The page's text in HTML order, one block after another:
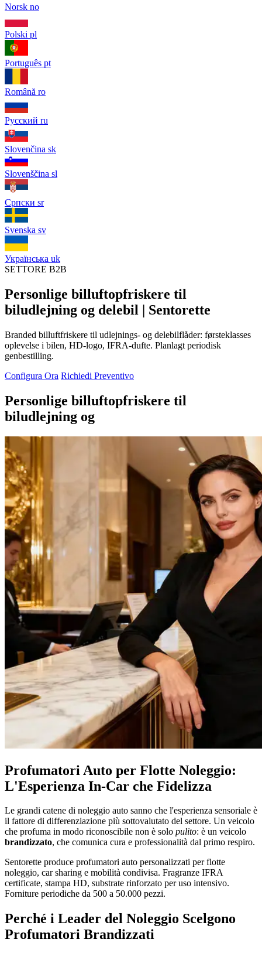
Norsk no
Polski pl
Português pt
Română ro
Русский ru
Slovenčina sk
Slovenščina sl
Српски sr
Svenska sv
Українська uk
SETTORE B2B
Personlige billuftopfriskere til
biludlejning og delebil | Sentorette
Branded billuftfriskere til udlejnings- og delebilflåder: førsteklasses
oplevelse i bilen, HD-logo, IFRA-dufte. Planlagt periodisk
genbestilling.
Configura Ora Richiedi Preventivo
Personlige billuftopfriskere til
biludlejning og
Profumatori Auto per Flotte Noleggio:
L'Esperienza In-Car che Fidelizza
Le grandi catene di noleggio auto sanno che l'esperienza sensoriale è
il fattore di differenziazione più sottovalutato del settore. Un veicolo
che profuma in modo riconoscibile non è solo pulito: è un veicolo
brandizzato, che comunica cura e professionalità dal primo respiro.
Sentorette produce profumatori auto personalizzati per flotte
noleggio, car sharing e mobilità condivisa. Fragranze IFRA
certificate, stampa HD, substrate rinforzato per uso intensivo.
Forniture periodiche da 500 a 50.000 pezzi.
Perché i Leader del Noleggio Scelgono
Profumatori Brandizzati